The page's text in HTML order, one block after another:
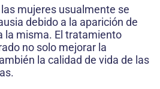
mujeres usualmente se
debido a la aparición de
la misma. El tratamiento
no solo mejorar la
la calidad de vida de las